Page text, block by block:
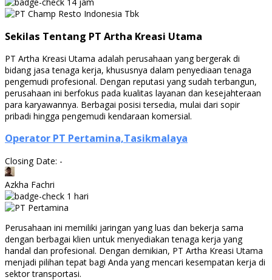
14 jam
Sekilas Tentang PT Artha Kreasi Utama
PT Artha Kreasi Utama adalah perusahaan yang bergerak di
bidang jasa tenaga kerja, khususnya dalam penyediaan tenaga
pengemudi profesional. Dengan reputasi yang sudah terbangun,
perusahaan ini berfokus pada kualitas layanan dan kesejahteraan
para karyawannya. Berbagai posisi tersedia, mulai dari sopir
pribadi hingga pengemudi kendaraan komersial.
Operator PT Pertamina,Tasikmalaya
Closing Date: -
Azkha Fachri
1 hari
Perusahaan ini memiliki jaringan yang luas dan bekerja sama
dengan berbagai klien untuk menyediakan tenaga kerja yang
handal dan profesional. Dengan demikian, PT Artha Kreasi Utama
menjadi pilihan tepat bagi Anda yang mencari kesempatan kerja di
sektor transportasi.